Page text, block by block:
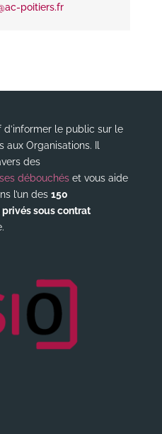
poitiers.fr
le public sur le
Organisations. Il
des
ses débouchéset vous aide
l’un des 150
sous contrat